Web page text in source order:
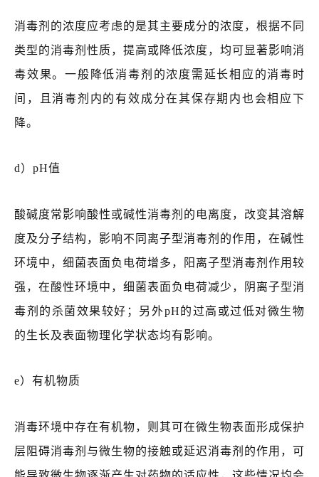
消毒剂的浓度应考虑的是其主要成分的浓度，根据不同
类型的消毒剂性质，提高或降低浓度，均可显著影响消
毒效果。一般降低消毒剂的浓度需延长相应的消毒时
间，且消毒剂内的有效成分在其保存期内也会相应下
降。
d）pH值
酸碱度常影响酸性或碱性消毒剂的电离度，改变其溶解
度及分子结构，影响不同离子型消毒剂的作用，在碱性
环境中，细菌表面负电荷增多，阳离子型消毒剂作用较
强，在酸性环境中，细菌表面负电荷减少，阴离子型消
毒剂的杀菌效果较好；另外pH的过高或过低对微生物
的生长及表面物理化学状态均有影响。
e）有机物质
消毒环境中存在有机物，则其可在微生物表面形成保护
层阻碍消毒剂与微生物的接触或延迟消毒剂的作用，可